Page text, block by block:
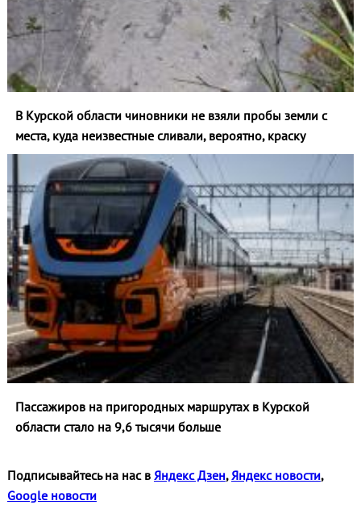
В Курской области чиновники не взяли пробы земли с
места, куда неизвестные сливали, вероятно, краску
Пассажиров на пригородных маршрутах в Курской
области стало на 9,6 тысячи больше
Подписывайтесь на нас в Яндекс Дзен,Яндекс новости,
Google новости